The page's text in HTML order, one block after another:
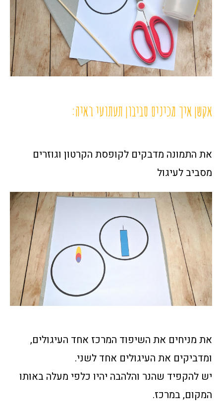
אקשן איך מכינים סביבון תעתועי ראיה:
את התמונה מדבקים לקופסת הקרטון וגוזרים
מסביב לעיגול
את מניחים את השיפוד המרכז אחד העיגולים,
ומדביקים את העיגולים אחד לשני.
יש להקפיד שהנר והלהבה יהיו כלפי מעלה באותו
המקום, במרכז.